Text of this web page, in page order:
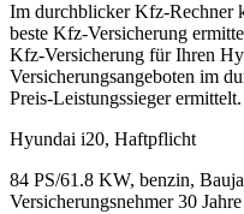
Im durchblicker Kfz-Rechner
beste Kfz-Versicherung
Kfz-Versicherung für Ihren
Versicherungsangeboten im
Preis-Leistungssieger ermittelt.
Hyundai i20, Haftpflicht
84 PS/61.8 KW, benzin,
Versicherungsnehmer 30 Jahre